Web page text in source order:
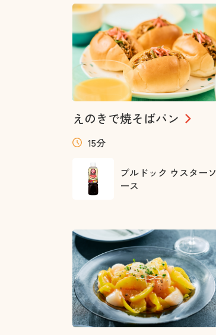
えのきで焼そばパン
15分
ブルドック ウスターソ
ース